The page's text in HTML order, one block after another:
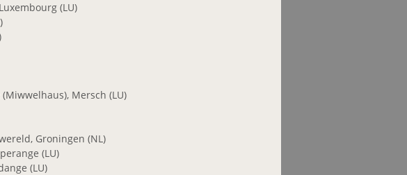
(LU)
Mersch (LU)
Groningen (NL)
(LU)
(LU)